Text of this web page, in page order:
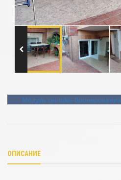
Модуль онлайн-бронирования
ОПИСАНИЕ